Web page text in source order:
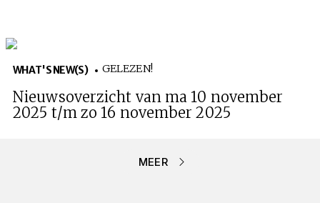
WHAT'S NEW(S) GELEZEN!
Nieuwsoverzicht van ma 10 november
2025 t/m zo 16 november 2025
MEER